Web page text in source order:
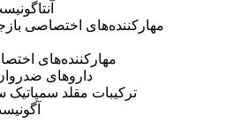
۳۴-۲۵
۳۴-۲۷ مهارکننده‌های
۳۴-۲۸ داروهای
۳۴-۲۹ ترکیبات مقلد
۳۴-۳۰